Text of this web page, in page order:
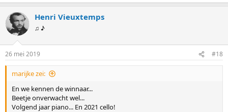
Henri Vieuxtemps
♫ ♪
26 mei 2019 #18
marijke zei:
En we kennen de winnaar...
Beetje onverwacht wel...
Volgend jaar piano... En 2021 cello!